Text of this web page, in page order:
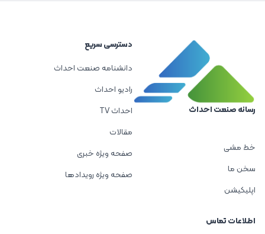
رسانه صنعت احداث
خط مشی
سخن ما
اپلیکیشن
دسترسی سریع
دانشنامه صنعت احداث
رادیو احداث
احداث TV
مقالات
صفحه ویژه خبری
صفحه ویژه رویدادها
اطلاعات تماس